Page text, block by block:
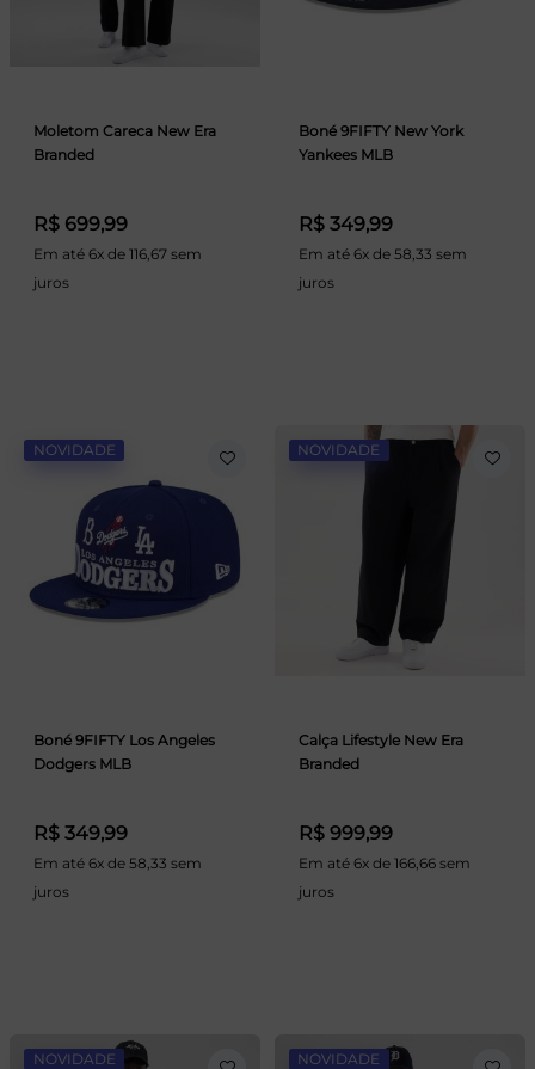
Moletom Careca New Era
Branded
R$ 699,99
Em até 6x de 116,67 sem
juros
Boné 9FIFTY New York
Yankees MLB
R$ 349,99
Em até 6x de 58,33 sem
juros
NOVIDADE
Boné 9FIFTY Los Angeles
Dodgers MLB
R$ 349,99
Em até 6x de 58,33 sem
juros
NOVIDADE
Calça Lifestyle New Era
Branded
R$ 999,99
Em até 6x de 166,66 sem
juros
NOVIDADE NOVIDADE